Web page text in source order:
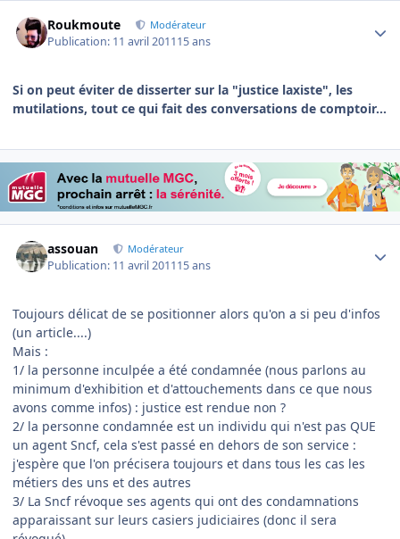
Roukmoute Modérateur
Publication: 11 avril 201115 ans
Si on peut éviter de disserter sur la "justice laxiste", les
mutilations, tout ce qui fait des conversations de comptoir...
assouan Modérateur
Publication: 11 avril 201115 ans
Toujours délicat de se positionner alors qu'on a si peu d'infos
(un article....)
Mais :
1/ la personne inculpée a été condamnée (nous parlons au
minimum d'exhibition et d'attouchements dans ce que nous
avons comme infos) : justice est rendue non ?
2/ la personne condamnée est un individu qui n'est pas QUE
un agent Sncf, cela s'est passé en dehors de son service :
j'espère que l'on précisera toujours et dans tous les cas les
métiers des uns et des autres
3/ La Sncf révoque ses agents qui ont des condamnations
apparaissant sur leurs casiers judiciaires (donc il sera